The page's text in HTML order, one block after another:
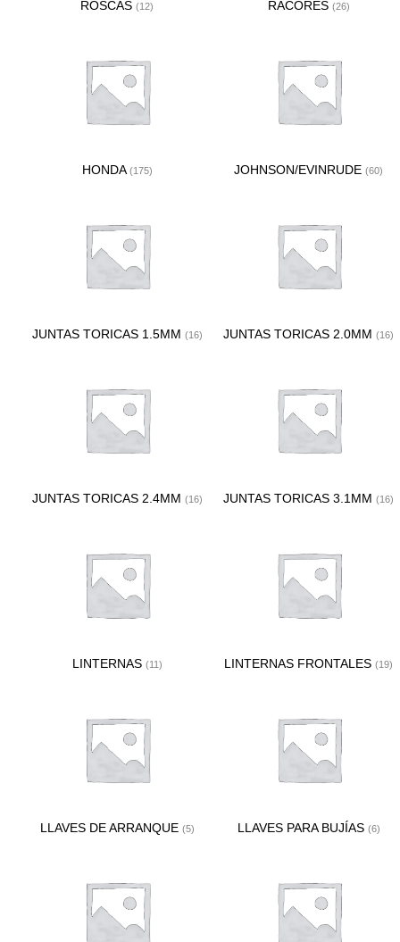
ROSCAS(12) RACORES (26)
HONDA (175) JOHNSON/EVINRUDE(60)
JUNTAS TORICAS 1.5MM (16) JUNTAS TORICAS 2.0MM(16)
JUNTAS TORICAS 2.4MM (16) JUNTAS TORICAS 3.1MM(16)
LINTERNAS (11) LINTERNAS FRONTALES(19)
LLAVES DE ARRANQUE (5) LLAVES PARA BUJÍAS (6)